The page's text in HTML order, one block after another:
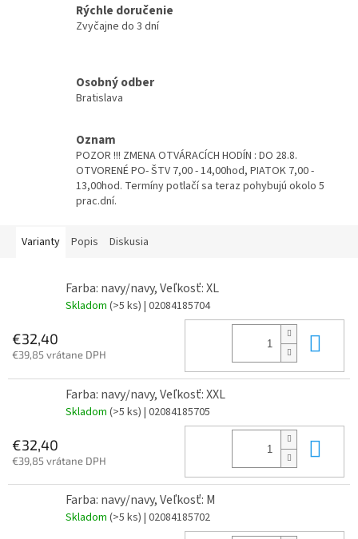
Rýchle doručenie
Zvyčajne do 3 dní
Osobný odber
Bratislava
Oznam
POZOR !!! ZMENA OTVÁRACÍCH HODÍN : DO 28.8.
OTVORENÉ PO- ŠTV 7,00 - 14,00hod, PIATOK 7,00 -
13,00hod. Termíny potlačí sa teraz pohybujú okolo 5
prac.dní.
Varianty Popis Diskusia
Farba: navy/navy, Veľkosť: XL
Skladom (>5 ks) | 02084185704
€32,40
€39,85 vrátane DPH
Farba: navy/navy, Veľkosť: XXL
Skladom (>5 ks) | 02084185705
€32,40
€39,85 vrátane DPH
Farba: navy/navy, Veľkosť: M
Skladom (>5 ks) | 02084185702